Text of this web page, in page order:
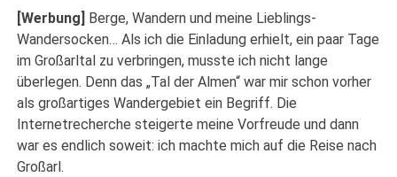
[Werbung] Berge, Wandern und meine Lieblings-
Wandersocken… Als ich die Einladung erhielt, ein paar Tage
im Großarltal zu verbringen, musste ich nicht lange
überlegen. Denn das „Tal der Almen“ war mir schon vorher
als großartiges Wandergebiet ein Begriff. Die
Internetrecherche steigerte meine Vorfreude und dann
war es endlich soweit: ich machte mich auf die Reise nach
Großarl.